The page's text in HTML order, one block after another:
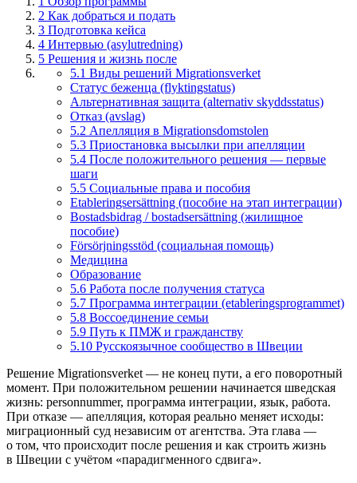
2 Как добраться и подать
3 Подготовка кейса
4 Интервью (asylutredning)
5 Решения и жизнь после
5.1 Виды решений Migrationsverket
Статус беженца (flyktingstatus)
Альтернативная защита (alternativ skyddsstatus)
Отказ (avslag)
5.2 Апелляция в Migrationsdomstolen
5.3 Приостановка высылки при апелляции
5.4 После положительного решения — первые
шаги
5.5 Социальные права и пособия
Etableringsersättning (пособие на этап интеграции)
Bostadsbidrag / bostadsersättning (жилищное
пособие)
Försörjningsstöd (социальная помощь)
Медицина
Образование
5.6 Работа после получения статуса
5.7 Программа интеграции (etableringsprogrammet)
5.8 Воссоединение семьи
5.9 Путь к ПМЖ и гражданству
5.10 Русскоязычное сообщество в Швеции
Решение Migrationsverket — не конец пути, а его поворотный
момент. При положительном решении начинается шведская
жизнь: personnummer, программа интеграции, язык, работа.
При отказе — апелляция, которая реально меняет исходы:
миграционный суд независим от агентства. Эта глава —
о том, что происходит после решения и как строить жизнь
в Швеции с учётом «парадигменного сдвига».